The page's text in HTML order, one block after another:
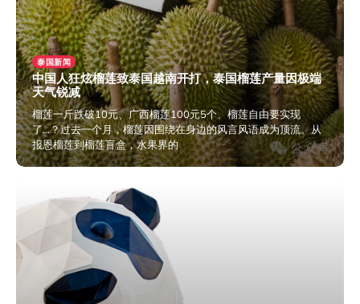
泰国新闻
中国人狂炫榴莲致泰国越南开打，泰国榴莲产量因极端
天气锐减
榴莲一斤跌破10元、广西榴莲100元5个、榴莲自由要实现
了…？过去一个月，榴莲因围绕在身边的风言风语成为顶流。从
报恩榴莲到榴莲盲盒，水果界的
2024年5月28日